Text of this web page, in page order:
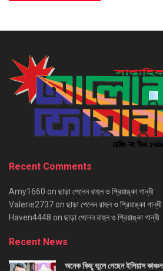
Recent Comments
Amy1660 on ছাড়া পেলেন রাহুল ও প্রিয়াঙ্কা গান্ধী
Valerie2737 on ছাড়া পেলেন রাহুল ও প্রিয়াঙ্কা গান্ধী
Haven4448 on ছাড়া পেলেন রাহুল ও প্রিয়াঙ্কা গান্ধী
Recent News
অনেক কিছু ভুলে গেছেন ইলিয়াস কাঞ্চন